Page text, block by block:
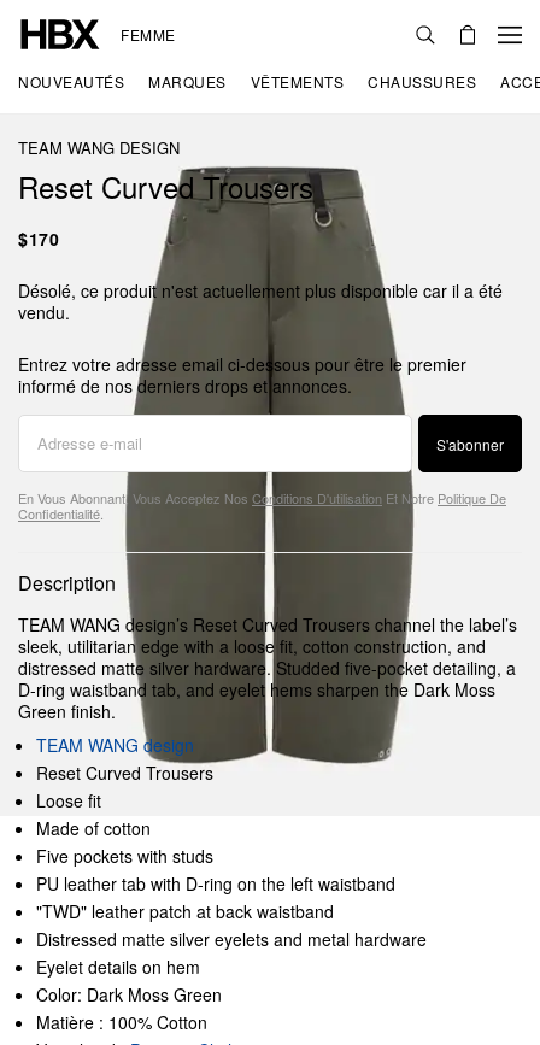
FEMME
NOUVEAUTÉS MARQUES VÊTEMENTS CHAUSSURES
TEAM WANG DESIGN
Reset Curved Trousers
$170
Désolé, ce produit n'est actuellement plus disponible car il a été
vendu.
Entrez votre adresse email ci-dessous pour être le premier
informé de nos derniers drops et annonces.
S'abonner
En Vous Abonnant, Vous Acceptez Nos Conditions D'utilisation Et Notre Politique De
Confidentialité
Description
TEAM WANG design’s Reset Curved Trousers channel the label’s
sleek, utilitarian edge with a loose fit, cotton construction, and
distressed matte silver hardware. Studded five-pocket detailing, a
D-ring waistband tab, and eyelet hems sharpen the Dark Moss
Green finish.
TEAM WANG design
Reset Curved Trousers
Loose fit
Made of cotton
Five pockets with studs
PU leather tab with D-ring on the left waistband
"TWD" leather patch at back waistband
Distressed matte silver eyelets and metal hardware
Eyelet details on hem
Color: Dark Moss Green
Matière : 100% Cotton